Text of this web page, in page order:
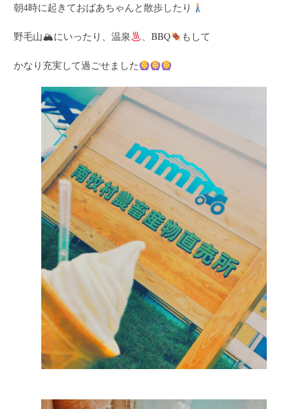
朝4時に起きておばあちゃんと散歩したり
野毛山🏔にいったり、温泉 、BBQ もして
かなり充実して過ごせました